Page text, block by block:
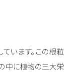
います。この根粒
中に植物の三大栄